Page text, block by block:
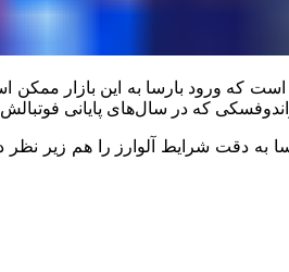
است که ورود بارسا به این بازار
که در سال‌های پایانی
به دقت شرایط آلوارز را هم زیر